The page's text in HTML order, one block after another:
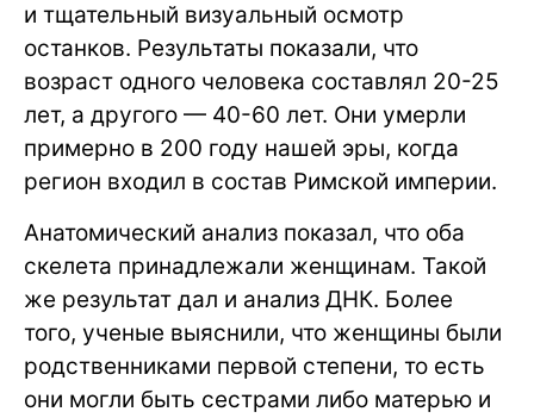
и тщательный визуальный осмотр
останков. Результаты показали, что
возраст одного человека составлял 20-25
лет, а другого — 40-60 лет. Они умерли
примерно в 200 году нашей эры, когда
регион входил в состав Римской империи.
Анатомический анализ показал, что оба
скелета принадлежали женщинам. Такой
же результат дал и анализ ДНК. Более
того, ученые выяснили, что женщины были
родственниками первой степени, то есть
они могли быть сестрами либо матерью и